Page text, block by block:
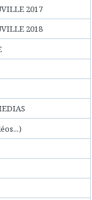
2017
2018